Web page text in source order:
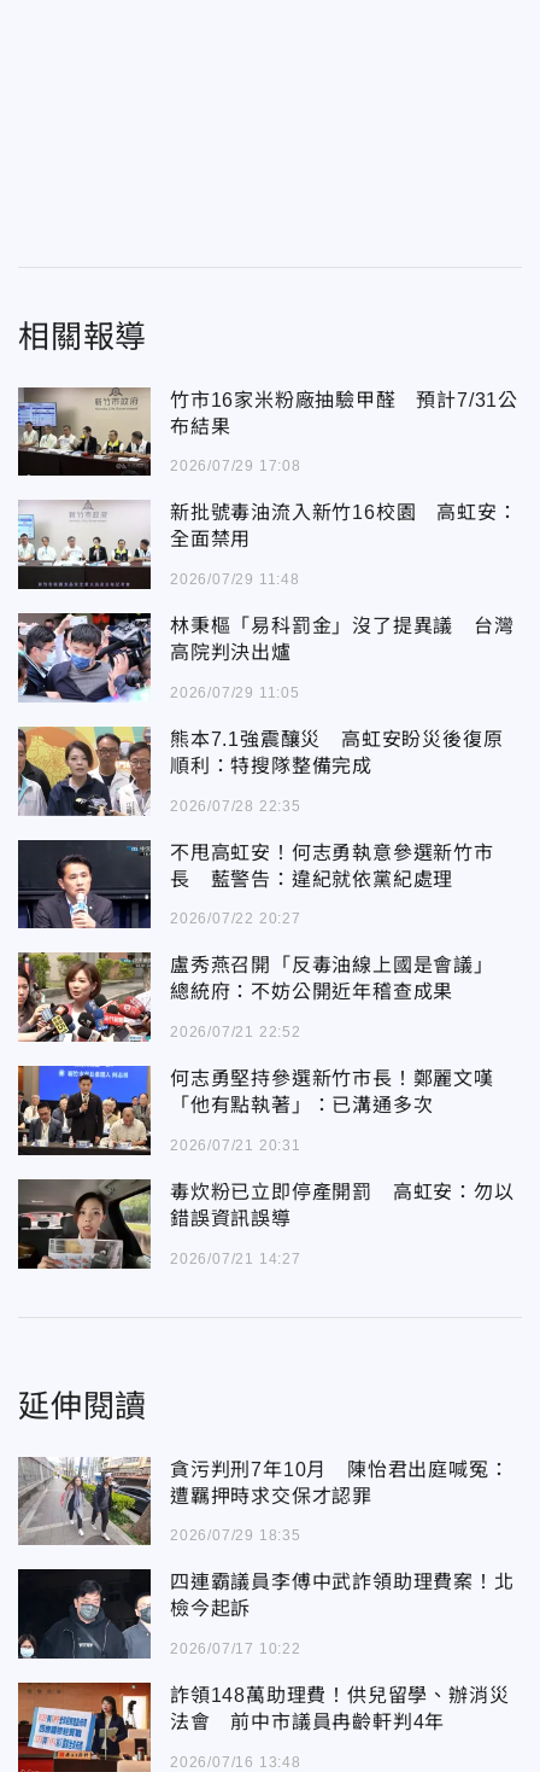
相關報導
竹市16家米粉廠抽驗甲醛 預計7/31公
布結果
2026/07/29 17:08
新批號毒油流入新竹16校園 高虹安：
全面禁用
2026/07/29 11:48
林秉樞「易科罰金」沒了提異議 台灣
高院判決出爐
2026/07/29 11:05
熊本7.1強震釀災 高虹安盼災後復原
順利：特搜隊整備完成
2026/07/28 22:35
不甩高虹安！何志勇執意參選新竹市
長 藍警告：違紀就依黨紀處理
2026/07/22 20:27
盧秀燕召開「反毒油線上國是會議」
總統府：不妨公開近年稽查成果
2026/07/21 22:52
何志勇堅持參選新竹市長！鄭麗文嘆
「他有點執著」：已溝通多次
2026/07/21 20:31
毒炊粉已立即停產開罰 高虹安：勿以
錯誤資訊誤導
2026/07/21 14:27
延伸閱讀
貪污判刑7年10月 陳怡君出庭喊冤：
遭羈押時求交保才認罪
2026/07/29 18:35
四連霸議員李傅中武詐領助理費案！北
檢今起訴
2026/07/17 10:22
詐領148萬助理費！供兒留學、辦消災
法會 前中市議員冉齡軒判4年
2026/07/16 13:48